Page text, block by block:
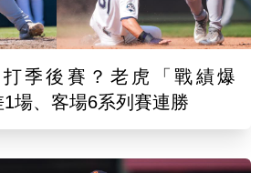
季後賽？老虎「戰績爆
場、客場6系列賽連勝